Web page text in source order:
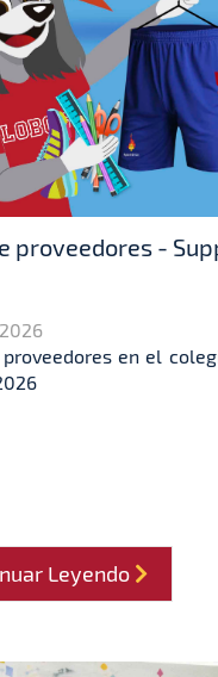
proveedores -
en el
Leyendo